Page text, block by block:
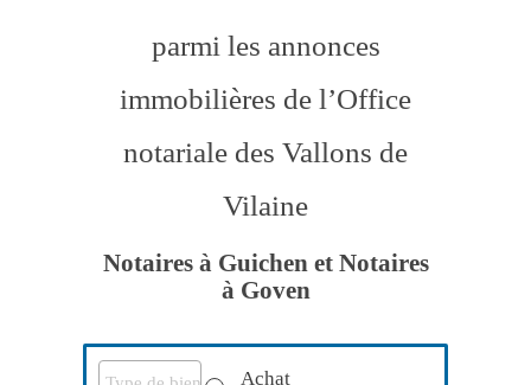
parmi les annonces
immobilières de l’Office
notariale des Vallons de
Vilaine
Notaires à Guichen et Notaires
à Goven
Achat